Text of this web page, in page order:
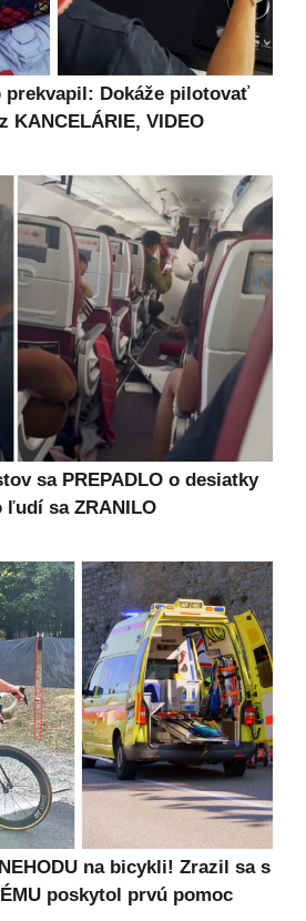
prekvapil: Dokáže pilotovať
KANCELÁRIE, VIDEO
sa PREPADLO o desiatky
sa ZRANILO
na bicykli! Zrazil sa s
poskytol prvú pomoc